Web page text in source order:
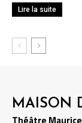
Lire la suite
MAISON
Théâtre